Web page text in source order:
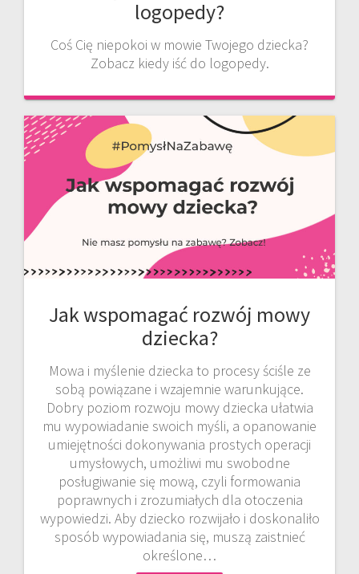
logopedy?
Coś Cię niepokoi w mowie Twojego dziecka?
Zobacz kiedy iść do logopedy.
Jak wspomagać rozwój mowy
dziecka?
Mowa i myślenie dziecka to procesy ściśle ze
sobą powiązane i wzajemnie warunkujące.
Dobry poziom rozwoju mowy dziecka ułatwia
mu wypowiadanie swoich myśli, a opanowanie
umiejętności dokonywania prostych operacji
umysłowych, umożliwi mu swobodne
posługiwanie się mową, czyli formowania
poprawnych i zrozumiałych dla otoczenia
wypowiedzi. Aby dziecko rozwijało i doskonaliło
sposób wypowiadania się, muszą zaistnieć
określone…